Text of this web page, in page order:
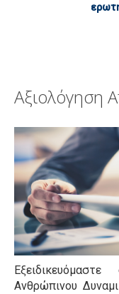
Keynote Speeches
Open Trainings
Επικοινωνία
Αξιολόγηση
Ανθρώπινου